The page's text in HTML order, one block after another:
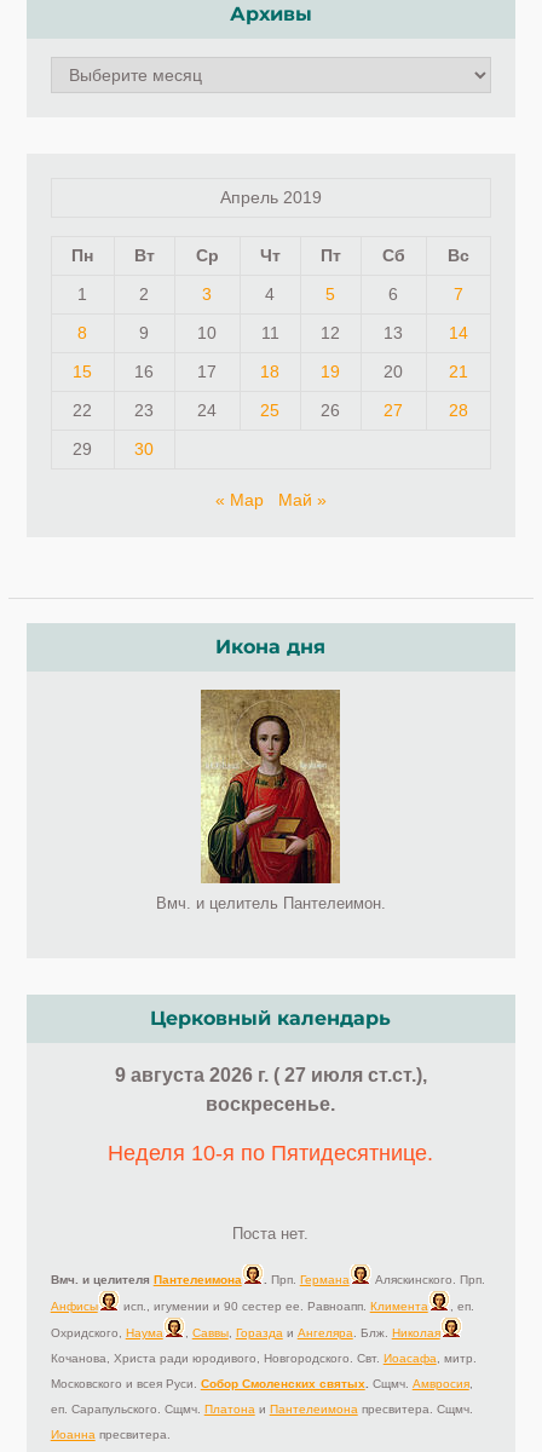
Архивы
Архивы
Апрель 2019
Пн Вт Ср Чт Пт Сб
Вс
1
2 3 4 5 6
7
8
9 10 11 12 13
14
15
16 17 18 19 20
21
22
23 24 25 26 27
28
29
30
« Мар Май »
Икона дня
Вмч. и целитель Пантелеимон.
Церковный календарь
9 августа 2026 г. ( 27 июля ст.ст.),
воскресенье.
Неделя 10-я по Пятидесятнице.
Поста нет.
Вмч. и целителя Пантелеимона Прп. Германа
Аляскинского. Прп.
Анфисы
исп., игумении и 90 сестер ее. Равноапп. Климента
, еп.
Охридского, Наума Саввы, Горазда и Ангеляра . Блж. Николая
Кочанова, Христа ради юродивого, Новгородского. Свт. Иоасафа , митр.
Московского и всея Руси. Собор Смоленских святых Сщмч. Амвросия,
еп. Сарапульского. Сщмч. Платона и Пантелеимона пресвитера. Сщмч.
Иоанна пресвитера.